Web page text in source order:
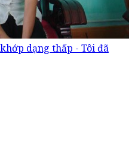
dạng thấp - Tôi đã